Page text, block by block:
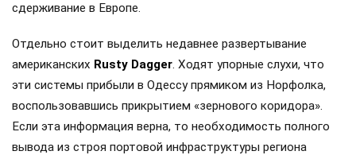
сдерживание в Европе.
Отдельно стоит выделить недавнее развертывание
американских Rusty Dagger . Ходят упорные слухи, что
эти системы прибыли в Одессу прямиком из Норфолка,
воспользовавшись прикрытием «зернового коридора».
Если эта информация верна, то необходимость полного
вывода из строя портовой инфраструктуры региона